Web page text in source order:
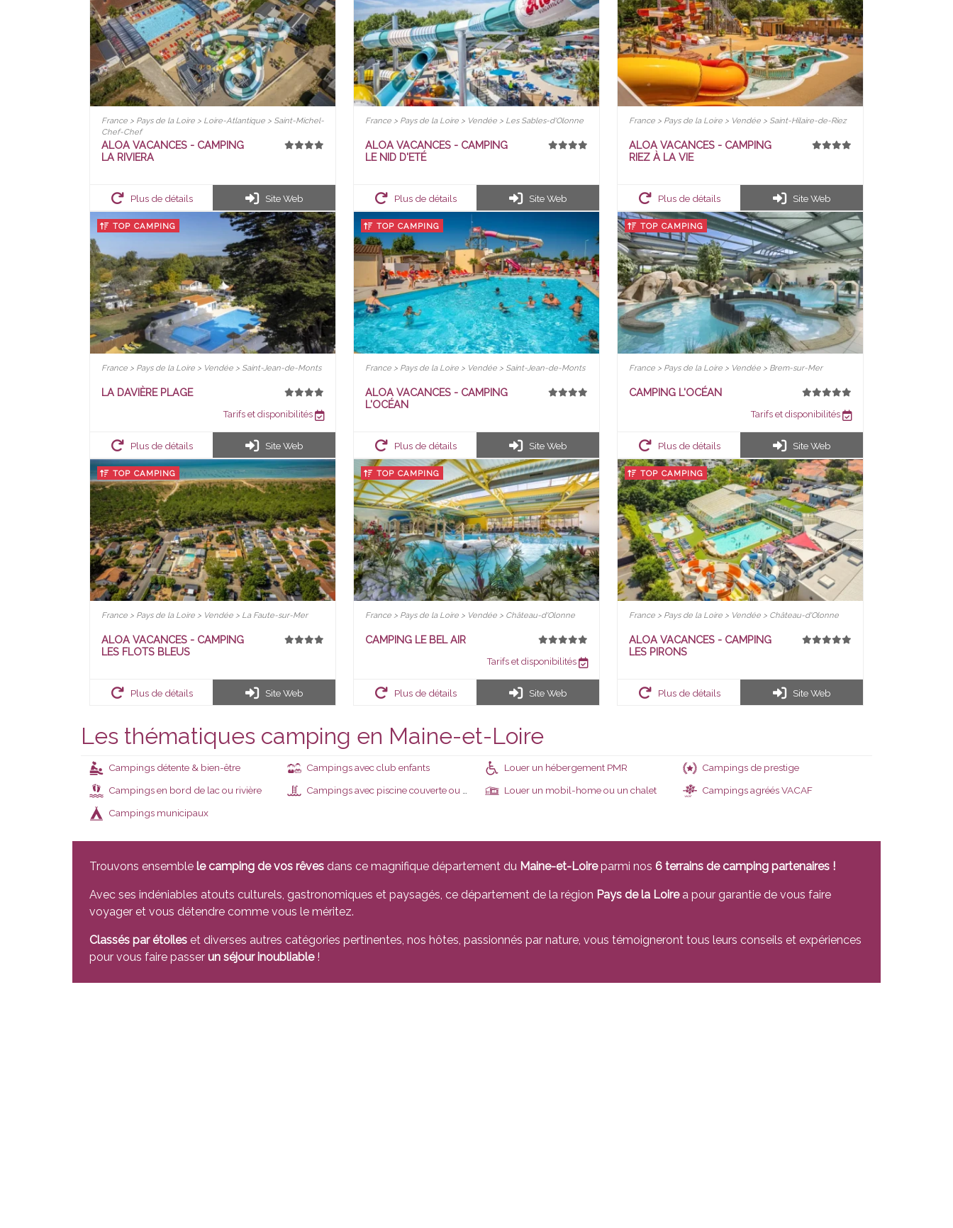
France > Pays de la Loire > Loire-Atlantique > Saint-Michel-
Chef-Chef
ALOA VACANCES - CAMPING
LA RIVIERA
Plus de détails Site Web
France > Pays de la Loire > Vendée > Les Sables-d'Olonne
ALOA VACANCES - CAMPING
LE NID D'ETÉ
Plus de détails Site Web
France > Pays de la Loire > Vendée > Saint-Hilaire-de-Riez
ALOA VACANCES - CAMPING
RIEZ À LA VIE
Plus de détails Site Web
TOP CAMPING
France > Pays de la Loire > Vendée > Saint-Jean-de-Monts
LA DAVIÈRE PLAGE
Tarifs et disponibilités
Plus de détails Site Web
TOP CAMPING
France > Pays de la Loire > Vendée > Saint-Jean-de-Monts
ALOA VACANCES - CAMPING
L'OCÉAN
Plus de détails Site Web
TOP CAMPING
France > Pays de la Loire > Vendée > Brem-sur-Mer
CAMPING L'OCÉAN
Tarifs et disponibilités
Plus de détails Site Web
TOP CAMPING
France > Pays de la Loire > Vendée > La Faute-sur-Mer
ALOA VACANCES - CAMPING
LES FLOTS BLEUS
Plus de détails Site Web
TOP CAMPING
France > Pays de la Loire > Vendée > Château-d'Olonne
CAMPING LE BEL AIR
Tarifs et disponibilités
Plus de détails Site Web
TOP CAMPING
France > Pays de la Loire > Vendée > Château-d'Olonne
ALOA VACANCES - CAMPING
LES PIRONS
Plus de détails Site Web
Les thématiques camping en Maine-et-Loire
Campings détente & bien-être Campings avec club enfants Louer un hébergement PMR
Campings de prestige
Campings en bord de lac ou rivière
Campings avec piscine couverte ou chauffée Louer un mobil-home ou un chalet
VACAF
Campings agréés VACAF
Campings municipaux
Trouvons ensemble le camping de vos rêves dans ce magnifique département du Maine-et-Loireparmi nos 6 terrains de camping partenaires !
Avec ses indéniables atouts culturels, gastronomiques et paysagés, ce département de la région Pays de la Loirea pour garantie de vous faire
voyager et vous détendre comme vous le méritez.
Classés par étoiles et diverses autres catégories pertinentes, nos hôtes, passionnés par nature, vous témoigneront tous leurs conseils et expériences
pour vous faire passer un séjour inoubliable!